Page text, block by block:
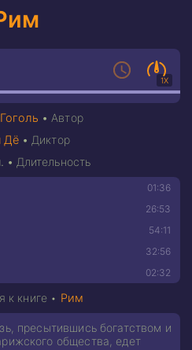
1X
• Автор
Дё • Диктор
• Длительность
01:36
26:53
54:11
32:56
02:32
к книге • Рим
пресытившись богатством и
общества, едет